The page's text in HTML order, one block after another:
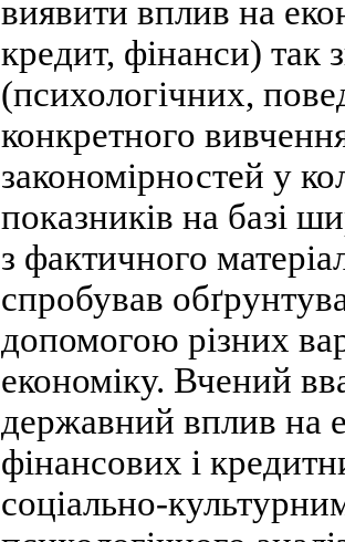
виявити вплив на
кредит, фінанси) так
(психологічних,
конкретного
закономірностей у
показників на базі
з фактичного
спробував
допомогою різних
економіку. Вчений
державний вплив на
фінансових і
соціально-